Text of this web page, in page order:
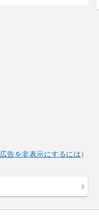
広告を非表示にするには ）